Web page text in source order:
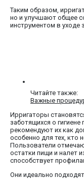
Таким образом,
но и улучшают общее
инструментом в уходе
Читайте также:
Важные
Ирригаторы
заботящихся о
рекомендуют их как
особенно для тех, кто
Пользователи
остатки пищи и налет
способствует
Они идеально